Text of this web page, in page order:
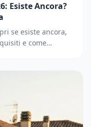
Esiste Ancora?
se esiste ancora,
e come